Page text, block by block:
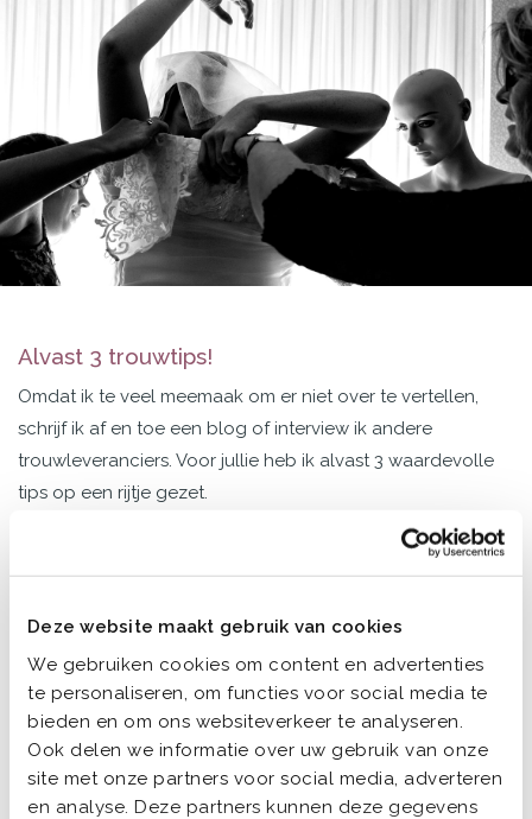
Deze website maakt gebruik van cookies
We gebruiken cookies om content en advertenties
te personaliseren, om functies voor social media te
bieden en om ons websiteverkeer te analyseren.
Ook delen we informatie over uw gebruik van onze
site met onze partners voor social media, adverteren
en analyse. Deze partners kunnen deze gegevens
Alvast 3 trouwtips!
Omdat ik te veel meemaak om er niet over te vertellen,
schrijf ik af en toe een blog of interview ik andere
trouwleveranciers. Voor jullie heb ik alvast 3 waardevolle
tips op een rijtje gezet.
zeggen (wist je dat je geen nee mag zeggen, ook niet
voor de grap?!), jullie handtekeningen zetten en 2
getuigen meenemen die hun handtekening zetten. Meer
Maar ik zie het veel. Bruidsparen die beginnen met een